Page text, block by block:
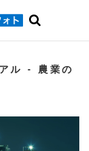
ル - 農業の